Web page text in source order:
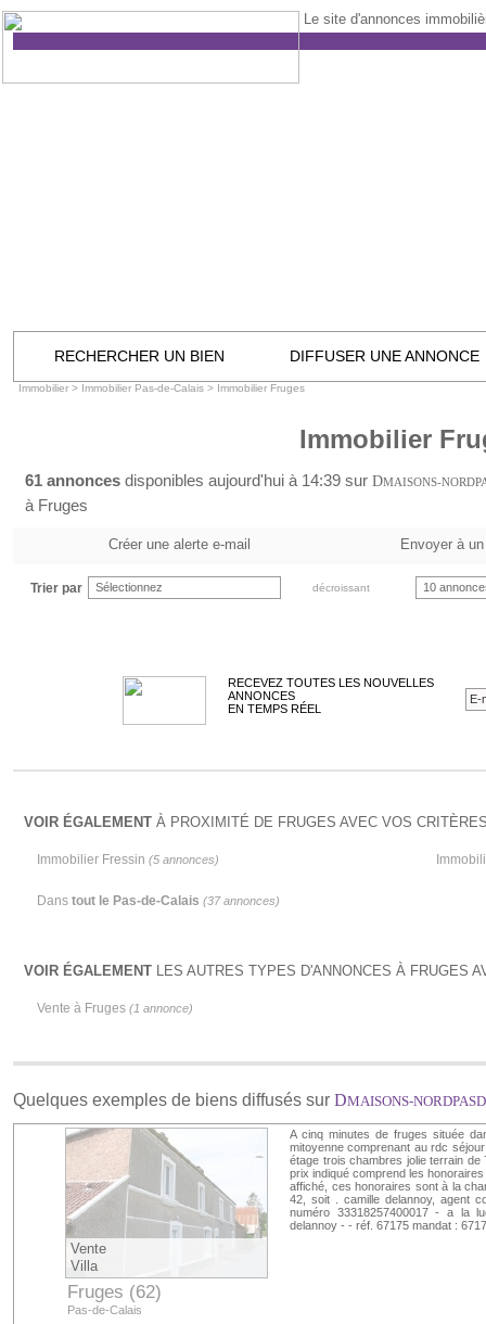
Le site d'annonces
RECHERCHER UN BIEN DIFFUSER UNE ANNONCE
Immobilier > Immobilier Pas-de-Calais > Immobilier Fruges
Immobilier
61 annonces disponibles aujourd'hui à 14:39 sur DMAISONS-
à Fruges
Créer une alerte e-mail Envoyer à
Trier par Sélectionnez décroissant 10
RECEVEZ TOUTES LES NOUVELLES
ANNONCES
EN TEMPS RÉEL
VOIR ÉGALEMENT À PROXIMITÉ DE FRUGES AVEC VOS
Immobilier Fressin (5 annonces)
Dans tout le Pas-de-Calais (37 annonces)
VOIR ÉGALEMENT LES AUTRES TYPES D'ANNONCES À FRUGES
Vente à Fruges (1 annonce)
Quelques exemples de biens diffusés sur DMAISONS-
Vente
Villa
Fruges (62)
Pas-de-Calais
A cinq minutes de fruges située
mitoyenne comprenant au rdc
étage trois chambres jolie terrain
prix indiqué comprend les
affiché, ces honoraires sont à la
42, soit . camille delannoy, agent
numéro 33318257400017 - a la
delannoy - - réf. 67175 mandat :